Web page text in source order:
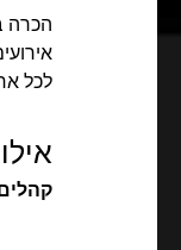
הכרה
לכל